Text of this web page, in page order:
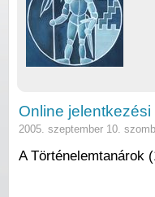
Online jelentkezési
2005. szeptember 10.
A Történelemtanárok